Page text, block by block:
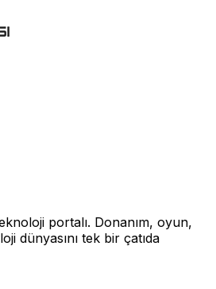
portalı. Donanım, oyun,
dünyasını tek bir çatıda